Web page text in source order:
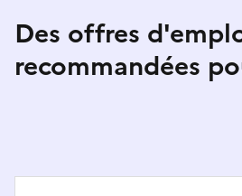
Des offres
recommandées